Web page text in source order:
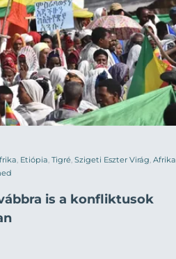
, Etiópia, Tigré, Szigeti Eszter Virág, Afrika
is a konfliktusok